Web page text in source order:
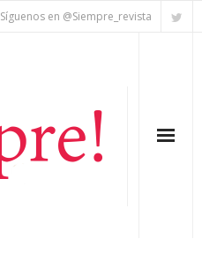
Síguenos en @Siempre_revista